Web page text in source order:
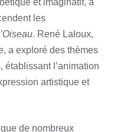
et imaginatif, a
les
. René Laloux,
, a exploré des thèmes
établissant l’animation
artistique et
de nombreux